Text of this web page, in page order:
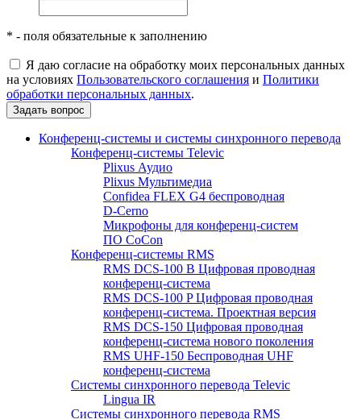
* - поля обязательные к заполнению
Я даю согласие на обработку моих персональных данных
на условиях Пользовательского соглашения и Политики
обработки персональных данных.
Конференц-системы и системы синхронного перевода
Конференц-системы Televic
Plixus Аудио
Plixus Мультимедиа
Confidea FLEX G4 беспроводная
D-Cerno
Микрофоны для конференц-систем
ПО CoCon
Конференц-системы RMS
RMS DCS-100 B Цифровая проводная
конференц-система
RMS DCS-100 P Цифровая проводная
конференц-система. Проектная версия
RMS DCS-150 Цифровая проводная
конференц-система нового поколения
RMS UHF-150 Беспроводная UHF
конференц-система
Системы синхронного перевода Televic
Lingua IR
Системы синхронного перевода RMS